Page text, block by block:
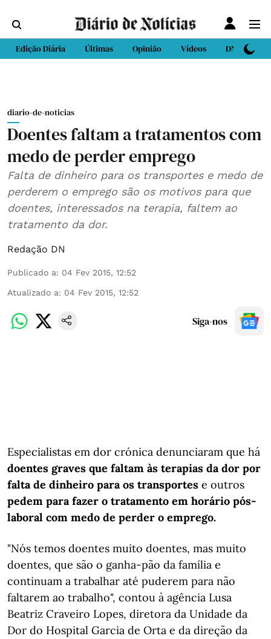
Edição Diária Últimas Opinião Vídeos DN Sport
diario-de-noticias
Doentes faltam a tratamentos com
medo de perder emprego
Falta de dinheiro para os transportes e medo de
perderem o emprego são os motivos para que
doentes, interessados na terapia, faltem ao
tratamento da dor.
Redação DN
Publicado a: 04 Fev 2015, 12:52
Atualizado a: 04 Fev 2015, 12:52
Siga-nos
Especialistas em dor crónica denunciaram que há
doentes graves que faltam às terapias da dor por
falta de dinheiro para os transportes e outros
pedem para fazer o tratamento em horário pós-
laboral com medo de perder o emprego.
"Nós temos doentes muito doentes, mas muito
doentes, que são o ganha-pão da família e
continuam a trabalhar até puderem para não
faltarem ao trabalho", contou à agência Lusa
Beatriz Craveiro Lopes, diretora da Unidade da
Dor do Hospital Garcia de Orta e da direção da